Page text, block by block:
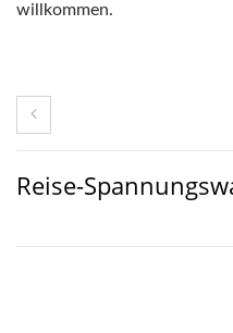
willkommen.
Reise-